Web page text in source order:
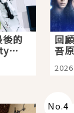
的
、
一
回
吾
影
No.4